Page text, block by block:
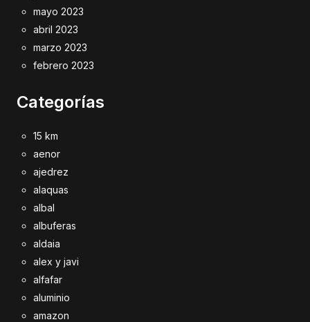
mayo 2023
abril 2023
marzo 2023
febrero 2023
Categorías
15 km
aenor
ajedrez
alaquas
albal
albuferas
aldaia
alex y javi
alfafar
aluminio
amazon